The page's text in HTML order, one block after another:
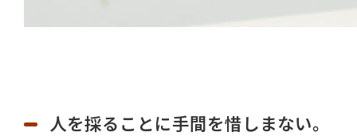
人を採ることに手間を惜しまない。